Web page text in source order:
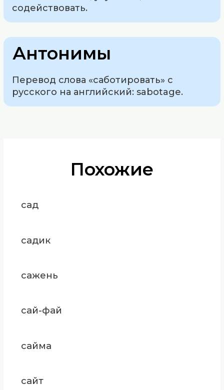
содействовать.
Антонимы
Перевод слова «саботировать» с
русского на английский: sabotage.
Похожие
сад
садик
сажень
сай-фай
сайма
сайт